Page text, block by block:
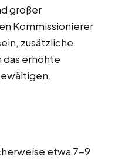
großer
Kommissionierer
zusätzliche
das erhöhte
etwa 7-9